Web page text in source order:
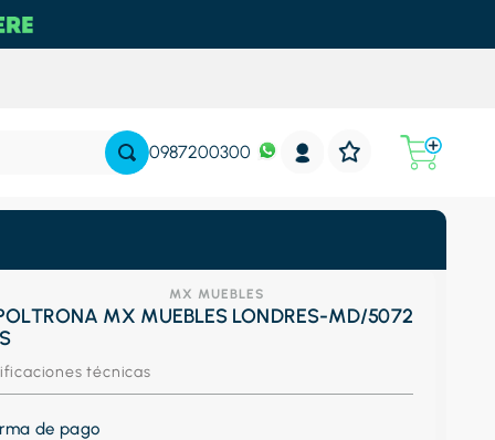
0987200300
MX MUEBLES
MX MUEBLES LONDRES-MD/5072
técnicas
de pago